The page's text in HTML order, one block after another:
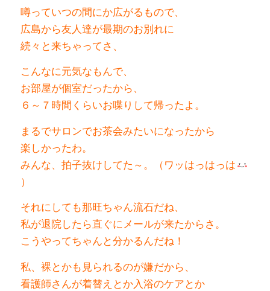
噂っていつの間にか広がるもので、
広島から友人達が最期のお別れに
続々と来ちゃってさ、
こんなに元気なもんで、
お部屋が個室だったから、
６～７時間くらいお喋りして帰ったよ。
まるでサロンでお茶会みたいになったから
楽しかったわ。
みんな、拍子抜けしてた～。（ワッはっはっは
）
それにしても那旺ちゃん流石だね、
私が退院したら直ぐにメールが来たからさ。
こうやってちゃんと分かるんだね！
私、裸とかも見られるのが嫌だから、
看護師さんが着替えとか入浴のケアとか